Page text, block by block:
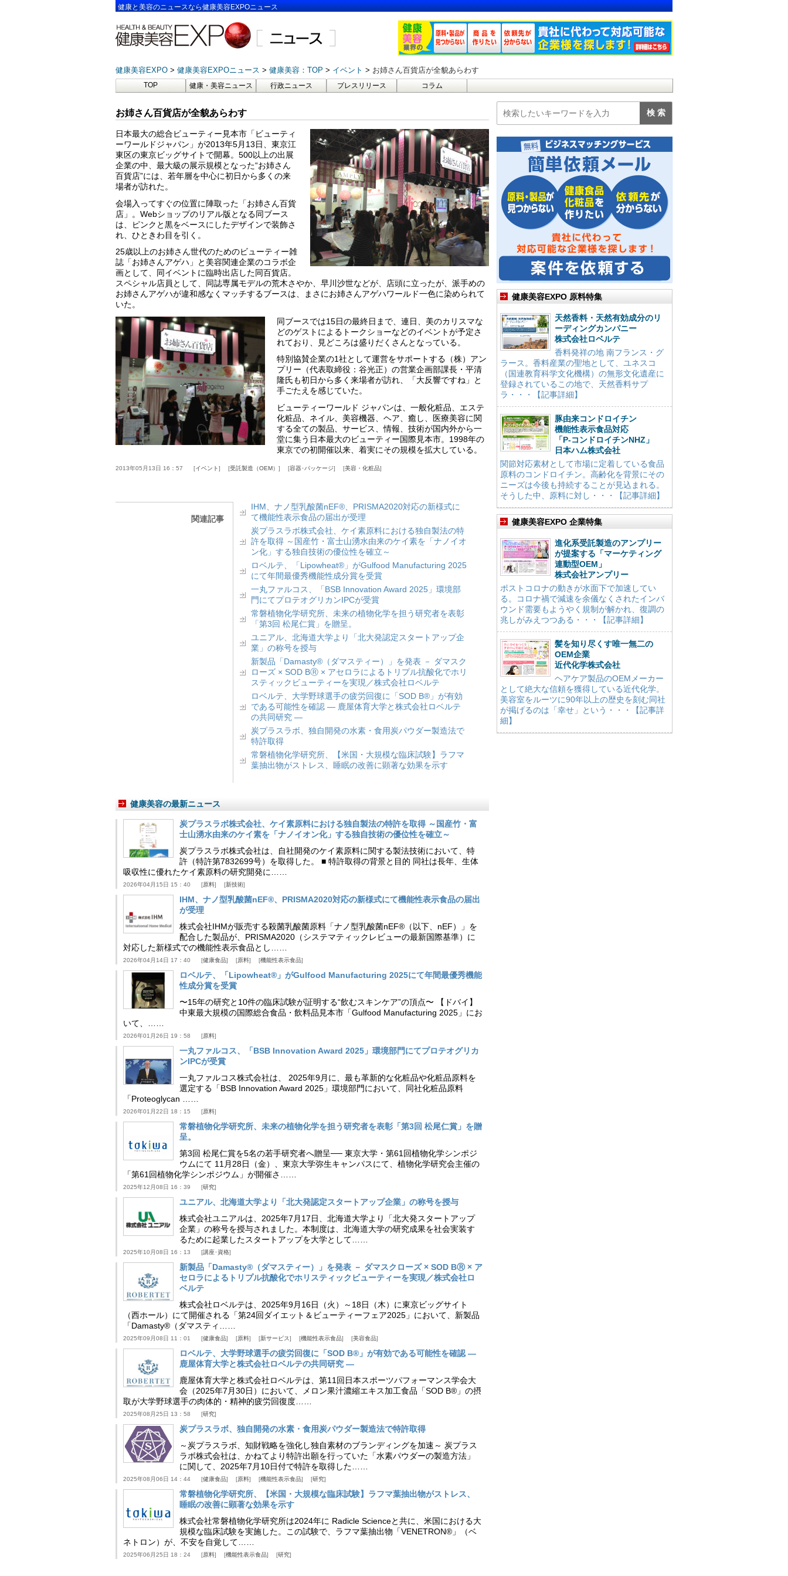
健康と美容のニュースなら健康美容EXPOニュース
健康美容EXPO 健康美容EXPOニュース 健康美容：TOP イベント お姉さん百貨店が全貌あらわす
TOP 健康・美容ニュース 行政ニュース プレスリリース コラム
お姉さん百貨店が全貌あらわす
日本最大の総合ビューティー見本市「ビューティ
ーワールドジャパン」が2013年5月13日、東京江
東区の東京ビッグサイトで開幕。500以上の出展
企業の中、最大級の展示規模となった“お姉さん
百貨店”には、若年層を中心に初日から多くの来
場者が訪れた。
会場入ってすぐの位置に陣取った「お姉さん百貨
店」。Webショップのリアル版となる同ブース
は、ピンクと黒をベースにしたデザインで装飾さ
れ、ひときわ目を引く。
25歳以上のお姉さん世代のためのビューティー雑
誌「お姉さんアゲハ」と美容関連企業のコラボ企
画として、同イベントに臨時出店した同百貨店。
スペシャル店員として、同誌専属モデルの荒木さやか、早川沙世などが、店頭に立ったが、派手めの
お姉さんアゲハが違和感なくマッチするブースは、まさにお姉さんアゲハワールド一色に染められて
いた。
同ブースでは15日の最終日まで、連日、美のカリスマな
どのゲストによるトークショーなどのイベントが予定さ
れており、見どころは盛りだくさんとなっている。
特別協賛企業の1社として運営をサポートする（株）アン
プリー（代表取締役：谷光正）の営業企画部課長・平清
隆氏も初日から多く来場者が訪れ、「大反響ですね」と
手ごたえを感じていた。
ビューティーワールド ジャパンは、一般化粧品、エステ
化粧品、ネイル、美容機器、ヘア、癒し、医療美容に関
する全ての製品、サービス、情報、技術が国内外から一
堂に集う日本最大のビューティー国際見本市。1998年の
東京での初開催以来、着実にその規模を拡大している。
2013年05月13日 16：57 イベント 受託製造（OEM） 容器･パッケージ 美容・化粧品
関連記事
IHM、ナノ型乳酸菌nEF®、PRISMA2020対応の新様式に
て機能性表示食品の届出が受理
炭プラスラボ株式会社、ケイ素原料における独自製法の特
許を取得 ～国産竹・富士山湧水由来のケイ素を「ナノイオ
ン化」する独自技術の優位性を確立～
ロベルテ、「Lipowheat®」がGulfood Manufacturing 2025
にて年間最優秀機能性成分賞を受賞
一丸ファルコス、「BSB Innovation Award 2025」環境部
門にてプロテオグリカンIPCが受賞
常磐植物化学研究所、未来の植物化学を担う研究者を表彰
「第3回 松尾仁賞」を贈呈。
ユニアル、北海道大学より「北大発認定スタートアップ企
業」の称号を授与
新製品「Damasty®（ダマスティー）」を発表 － ダマスク
ローズ × SOD BⓇ × アセロラによるトリプル抗酸化でホリ
スティックビューティーを実現／株式会社ロベルテ
ロベルテ、大学野球選手の疲労回復に「SOD B®」が有効
である可能性を確認 ― 鹿屋体育大学と株式会社ロベルテ
の共同研究 ―
炭プラスラボ、独自開発の水素・食用炭パウダー製造法で
特許取得
常磐植物化学研究所、【米国・大規模な臨床試験】ラフマ
葉抽出物がストレス、睡眠の改善に顕著な効果を示す
健康美容の最新ニュース
炭プラスラボ株式会社、ケイ素原料における独自製法の特許を取得 ～国産竹・富
士山湧水由来のケイ素を「ナノイオン化」する独自技術の優位性を確立～
炭プラスラボ株式会社は、自社開発のケイ素原料に関する製法技術において、特
許（特許第7832699号）を取得した。 ■ 特許取得の背景と目的 同社は長年、生体
吸収性に優れたケイ素原料の研究開発に……
2026年04月15日 15：40 原料 新技術
IHM、ナノ型乳酸菌nEF®、PRISMA2020対応の新様式にて機能性表示食品の届出
が受理
株式会社IHMが販売する殺菌乳酸菌原料「ナノ型乳酸菌nEF®（以下、nEF）」を
配合した製品が、PRISMA2020（システマティックレビューの最新国際基準）に
対応した新様式での機能性表示食品とし……
2026年04月14日 17：40 健康食品 原料 機能性表示食品
ロベルテ、「Lipowheat®」がGulfood Manufacturing 2025にて年間最優秀機能
性成分賞を受賞
〜15年の研究と10件の臨床試験が証明する“飲むスキンケア”の頂点〜 【ドバイ】
中東最大規模の国際総合食品・飲料品見本市「Gulfood Manufacturing 2025」にお
いて、……
2026年01月26日 19：58 原料
一丸ファルコス、「BSB Innovation Award 2025」環境部門にてプロテオグリカ
ンIPCが受賞
一丸ファルコス株式会社は、 2025年9月に、最も革新的な化粧品や化粧品原料を
選定する「BSB Innovation Award 2025」環境部門において、同社化粧品原料
「Proteoglycan ……
2026年01月22日 18：15 原料
常磐植物化学研究所、未来の植物化学を担う研究者を表彰「第3回 松尾仁賞」を贈
呈。
第3回 松尾仁賞を5名の若手研究者へ贈呈── 東京大学・第61回植物化学シンポジ
ウムにて 11月28日（金）、東京大学弥生キャンパスにて、植物化学研究会主催の
「第61回植物化学シンポジウム」が開催さ……
2025年12月08日 16：39 研究
ユニアル、北海道大学より「北大発認定スタートアップ企業」の称号を授与
株式会社ユニアルは、2025年7月17日、北海道大学より「北大発スタートアップ
企業」の称号を授与されました。本制度は、北海道大学の研究成果を社会実装す
るために起業したスタートアップを大学として……
2025年10月08日 16：13 講座･資格
新製品「Damasty®（ダマスティー）」を発表 － ダマスクローズ × SOD BⓇ × ア
セロラによるトリプル抗酸化でホリスティックビューティーを実現／株式会社ロ
ベルテ
株式会社ロベルテは、2025年9月16日（火）～18日（木）に東京ビッグサイト
（西ホール）にて開催される「第24回ダイエット＆ビューティーフェア2025」において、新製品
「Damasty®（ダマスティ……
2025年09月08日 11：01 健康食品 原料 新サービス 機能性表示食品 美容食品
ロベルテ、大学野球選手の疲労回復に「SOD B®」が有効である可能性を確認 ―
鹿屋体育大学と株式会社ロベルテの共同研究 ―
鹿屋体育大学と株式会社ロベルテは、第11回日本スポーツパフォーマンス学会大
会（2025年7月30日）において、メロン果汁濃縮エキス加工食品「SOD B®」の摂
取が大学野球選手の肉体的・精神的疲労回復度……
2025年08月25日 13：58 研究
炭プラスラボ、独自開発の水素・食用炭パウダー製造法で特許取得
～炭プラスラボ、知財戦略を強化し独自素材のブランディングを加速～ 炭プラス
ラボ株式会社は、かねてより特許出願を行っていた「水素パウダーの製造方法」
に関して、2025年7月10日付で特許を取得した……
2025年08月06日 14：44 健康食品 原料 機能性表示食品 研究
常磐植物化学研究所、【米国・大規模な臨床試験】ラフマ葉抽出物がストレス、
睡眠の改善に顕著な効果を示す
株式会社常磐植物化学研究所は2024年に Radicle Scienceと共に、米国における大
規模な臨床試験を実施した。この試験で、ラフマ葉抽出物「VENETRON®」（ベ
ネトロン）が、不安を自覚して……
2025年06月25日 18：24 原料 機能性表示食品 研究
健康美容EXPO 原料特集
天然香料・天然有効成分のリ
ーディングカンパニー
株式会社ロベルテ
香料発祥の地 南フランス・グ
ラース。香料産業の聖地として、ユネスコ
（国連教育科学文化機構）の無形文化遺産に
登録されているこの地で、天然香料サプ
ラ・・・【記事詳細】
豚由来コンドロイチン
機能性表示食品対応
「P-コンドロイチンNHZ」
日本ハム株式会社
関節対応素材として市場に定着している食品
原料のコンドロイチン。高齢化を背景にその
ニーズは今後も持続することが見込まれる。
そうした中、原料に対し・・・【記事詳細】
健康美容EXPO 企業特集
進化系受託製造のアンプリー
が提案する「マーケティング
連動型OEM」
株式会社アンプリー
ポストコロナの動きが水面下で加速してい
る。コロナ禍で減速を余儀なくされたインバ
ウンド需要もようやく規制が解かれ、復調の
兆しがみえつつある・・・【記事詳細】
髪を知り尽くす唯一無二の
OEM企業
近代化学株式会社
ヘアケア製品のOEMメーカー
として絶大な信頼を獲得している近代化学。
美容室をルーツに90年以上の歴史を刻む同社
が掲げるのは「幸せ」という・・・【記事詳
細】